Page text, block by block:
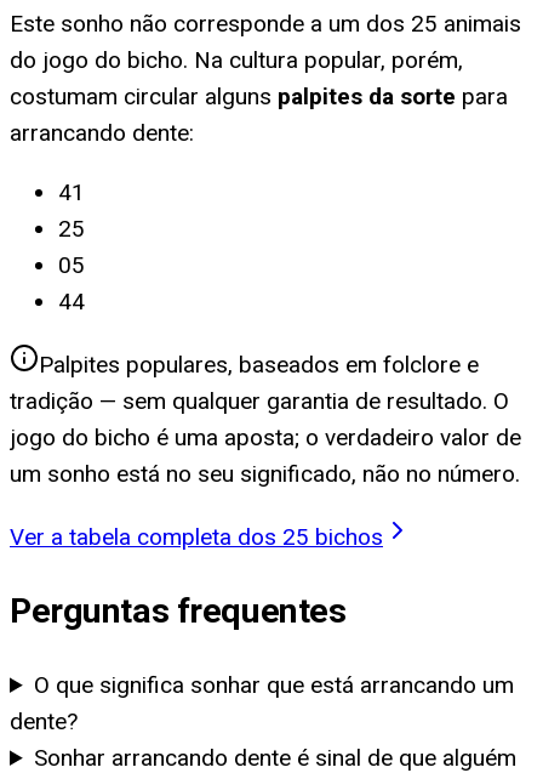
Este sonho não corresponde a um dos 25 animais
do jogo do bicho. Na cultura popular, porém,
costumam circular alguns palpites da sorte para
arrancando dente:
41
25
05
44
Palpites populares, baseados em folclore e
tradição — sem qualquer garantia de resultado. O
jogo do bicho é uma aposta; o verdadeiro valor de
um sonho está no seu significado, não no número.
Ver a tabela completa dos 25 bichos
Perguntas frequentes
O que significa sonhar que está arrancando um
dente?
Sonhar arrancando dente é sinal de que alguém